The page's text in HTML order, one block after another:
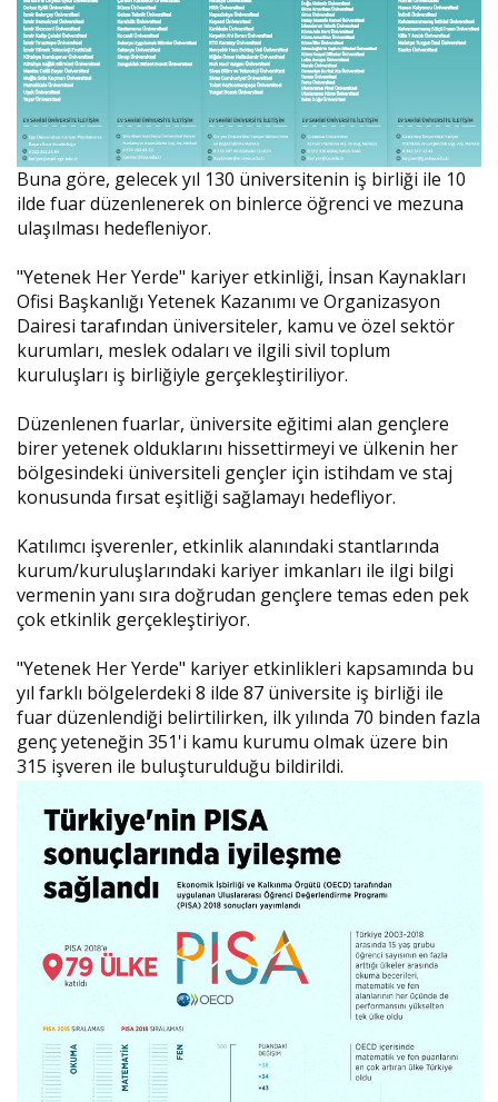
Buna göre, gelecek yıl 130 üniversitenin iş birliği ile 10
ilde fuar düzenlenerek on binlerce öğrenci ve mezuna
ulaşılması hedefleniyor.
"Yetenek Her Yerde" kariyer etkinliği, İnsan Kaynakları
Ofisi Başkanlığı Yetenek Kazanımı ve Organizasyon
Dairesi tarafından üniversiteler, kamu ve özel sektör
kurumları, meslek odaları ve ilgili sivil toplum
kuruluşları iş birliğiyle gerçekleştiriliyor.
Düzenlenen fuarlar, üniversite eğitimi alan gençlere
birer yetenek olduklarını hissettirmeyi ve ülkenin her
bölgesindeki üniversiteli gençler için istihdam ve staj
konusunda fırsat eşitliği sağlamayı hedefliyor.
Katılımcı işverenler, etkinlik alanındaki stantlarında
kurum/kuruluşlarındaki kariyer imkanları ile ilgi bilgi
vermenin yanı sıra doğrudan gençlere temas eden pek
çok etkinlik gerçekleştiriyor.
"Yetenek Her Yerde" kariyer etkinlikleri kapsamında bu
yıl farklı bölgelerdeki 8 ilde 87 üniversite iş birliği ile
fuar düzenlendiği belirtilirken, ilk yılında 70 binden fazla
genç yeteneğin 351'i kamu kurumu olmak üzere bin
315 işveren ile buluşturulduğu bildirildi.